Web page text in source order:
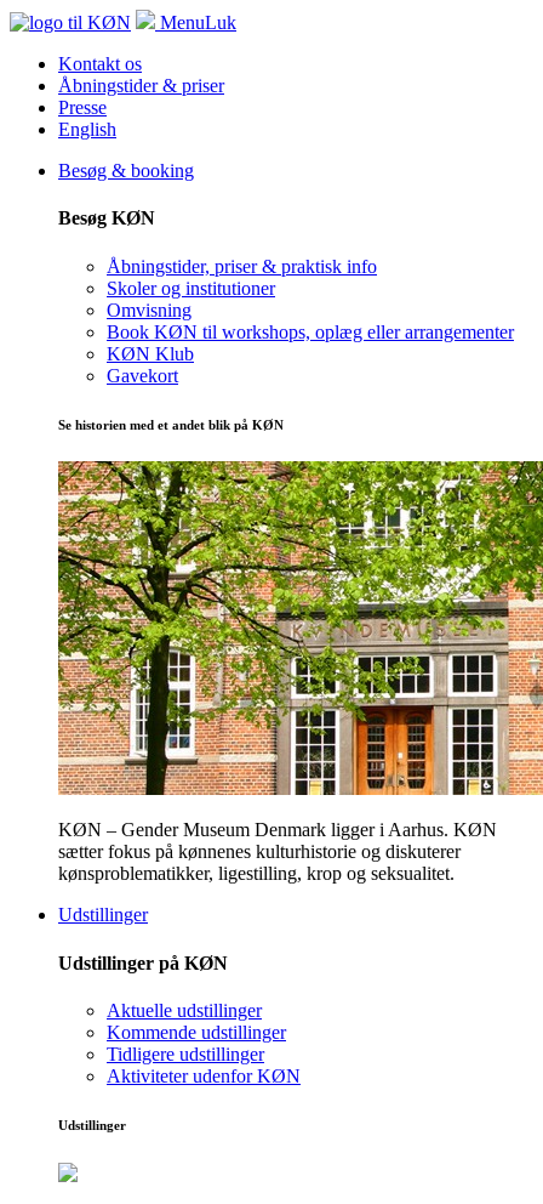
MenuLuk
Kontakt os
Åbningstider & priser
Presse
English
Besøg & booking
Besøg KØN
Åbningstider, priser & praktisk info
Skoler og institutioner
Omvisning
Book KØN til workshops, oplæg eller arrangementer
KØN Klub
Gavekort
Se historien med et andet blik på KØN
KØN – Gender Museum Denmark ligger i Aarhus. KØN
sætter fokus på kønnenes kulturhistorie og diskuterer
kønsproblematikker, ligestilling, krop og seksualitet.
Udstillinger
Udstillinger på KØN
Aktuelle udstillinger
Kommende udstillinger
Tidligere udstillinger
Aktiviteter udenfor KØN
Udstillinger